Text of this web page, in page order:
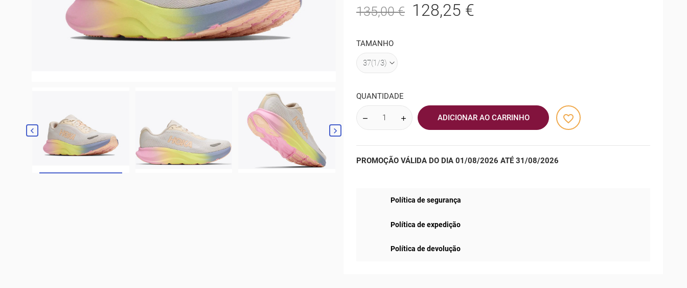
 
135,00 € 128,25 €
TAMANHO
QUANTIDADE
ADICIONAR AO CARRINHO favorite_border
PROMOÇÃO VÁLIDA DO DIA 01/08/2026 ATÉ 31/08/2026
Política de segurança
Política de expedição
Política de devolução